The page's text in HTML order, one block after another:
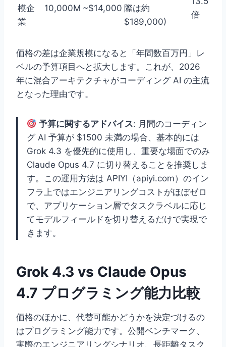
模企
業
10,000M ~$14,000 際は約
$189,000)
倍
価格の差は企業規模になると「年間数百万円」レ
ベルの予算項目へと拡大します。これが、2026
年に混合アーキテクチャがコーディング AI の主流
となった理由です。
予算に関するアドバイス: 月間のコーディン
グ AI 予算が $1500 未満の場合、基本的には
Grok 4.3 を優先的に使用し、重要な場面でのみ
Claude Opus 4.7 に切り替えることを推奨しま
す。この運用方法は APIYI（apiyi.com）のイン
フラ上ではエンジニアリングコストがほぼゼロ
で、アプリケーション層でタスクラベルに応じ
てモデルフィールドを切り替えるだけで実現で
きます。
Grok 4.3 vs Claude Opus
4.7 プログラミング能力比較
価格のほかに、代替可能かどうかを決定づけるの
はプログラミング能力です。公開ベンチマーク、
実際のエンジニアリングシナリオ、長距離タスク